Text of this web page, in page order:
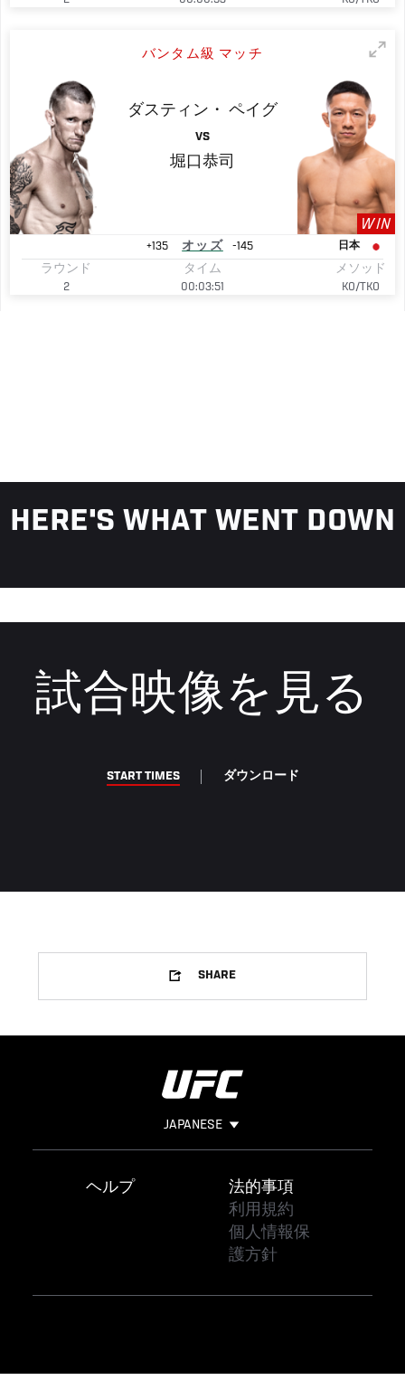
バンタム級 マッチ
ダスティン・ ペイグ
VS
堀口恭司
WIN
+135 オッズ -145 日本
ラウンド
2
タイム
00:03:51
メソッド
KO/TKO
HERE'S WHAT WENT DOWN
試合映像を見る
START TIMES ダウンロード
SHARE
JAPANESE
ヘルプ
法的事項
利用規約
個人情報保
護方針